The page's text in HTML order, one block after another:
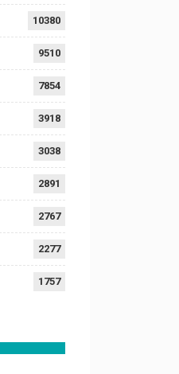
10380
9510
7854
3918
3038
2891
2767
2277
1757